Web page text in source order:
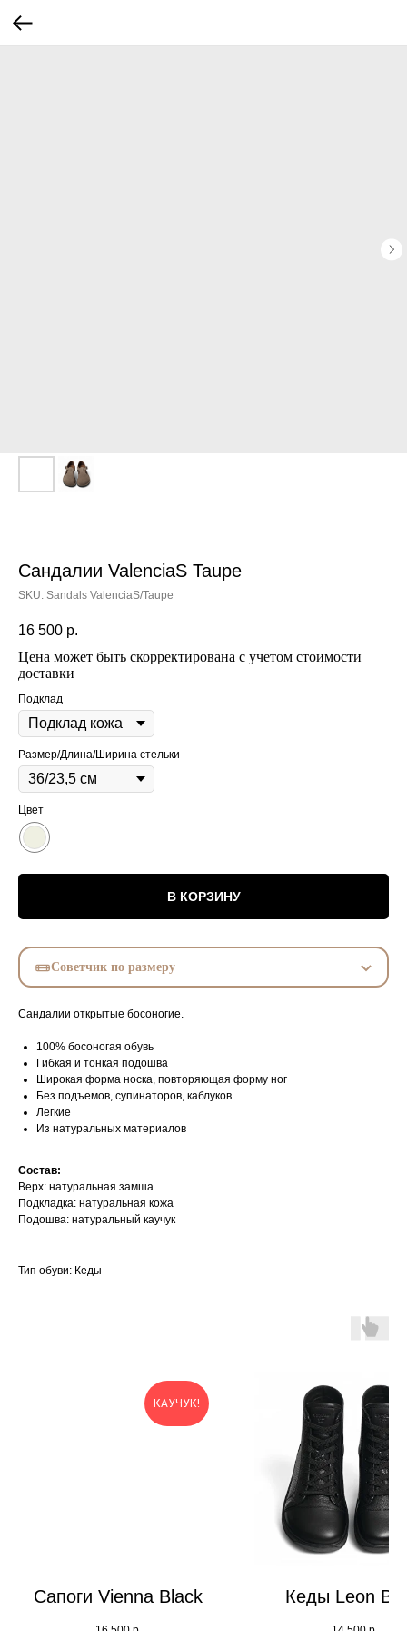
Сандалии ValenciaS Taupe
SKU: Sandals ValenciaS/Taupe
16 500 р.
Цена может быть скорректирована с учетом стоимости
доставки
Подклад
Размер/Длина/Ширина стельки
Цвет
В КОРЗИНУ
Советчик по размеру
Сандалии открытые босоногие.
100% босоногая обувь
Гибкая и тонкая подошва
Широкая форма носка, повторяющая форму ног
Без подъемов, супинаторов, каблуков
Легкие
Из натуральных материалов
Состав:
Верх: натуральная замша
Подкладка: натуральная кожа
Подошва: натуральный каучук
Тип обуви: Кеды
КАУЧУК!
Сапоги Vienna Black Кеды Leon